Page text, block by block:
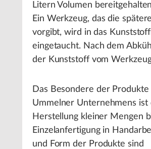
Litern Volumen
Ein Werkzeug, das die
vorgibt, wird in das
eingetaucht. Nach dem
der Kunststoff vom
Das Besondere der Produkte
Ummelner Unternehmens ist
Herstellung kleiner Mengen
Einzelanfertigung in
und Form der Produkte sind